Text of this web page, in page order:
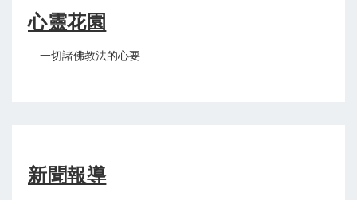
心靈花園
一切諸佛教法的心要
新聞報導